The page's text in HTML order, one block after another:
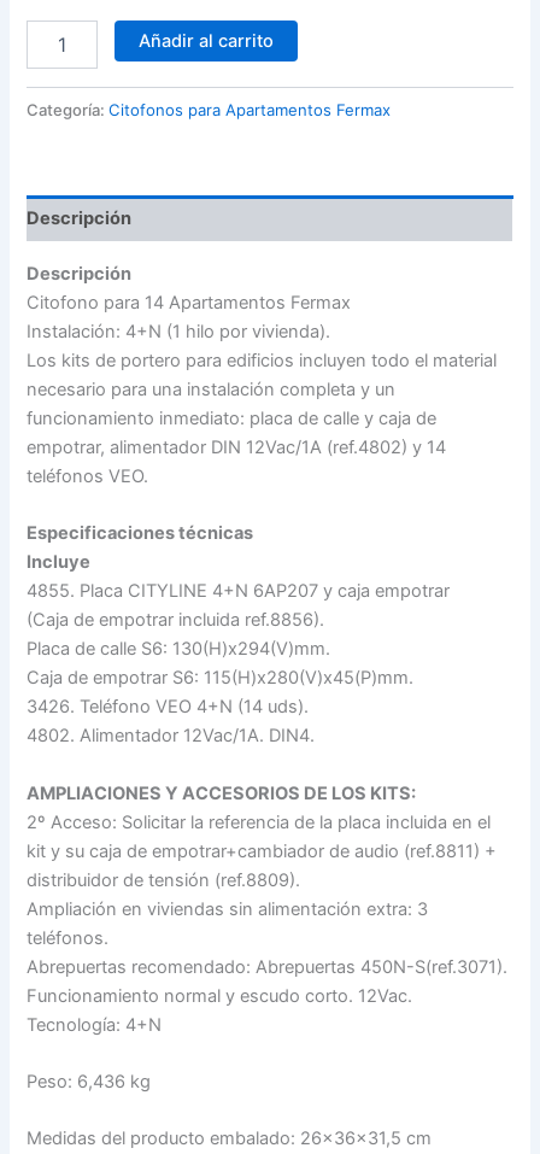
Apartamentos
Añadir al carrito
Categoría:Citofonos para Apartamentos Fermax
Descripción
Descripción
Citofono para 14 Apartamentos Fermax
Instalación: 4+N (1 hilo por vivienda).
Los kits de portero para edificios incluyen todo el material
necesario para una instalación completa y un
funcionamiento inmediato: placa de calle y caja de
empotrar, alimentador DIN 12Vac/1A (ref.4802) y 14
teléfonos VEO.
Especificaciones técnicas
Incluye
4855. Placa CITYLINE 4+N 6AP207 y caja empotrar
(Caja de empotrar incluida ref.8856).
Placa de calle S6: 130(H)x294(V)mm.
Caja de empotrar S6: 115(H)x280(V)x45(P)mm.
3426. Teléfono VEO 4+N (14 uds).
4802. Alimentador 12Vac/1A. DIN4.
AMPLIACIONES Y ACCESORIOS DE LOS KITS:
2º Acceso: Solicitar la referencia de la placa incluida en el
kit y su caja de empotrar+cambiador de audio (ref.8811) +
distribuidor de tensión (ref.8809).
Ampliación en viviendas sin alimentación extra: 3
teléfonos.
Abrepuertas recomendado: Abrepuertas 450N-S(ref.3071).
Funcionamiento normal y escudo corto. 12Vac.
Tecnología: 4+N
Peso: 6,436 kg
Medidas del producto embalado: 26x36x31,5 cm